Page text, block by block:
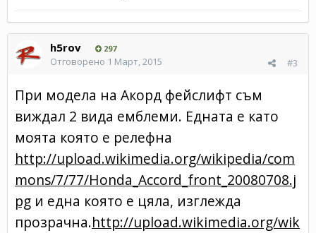
h5rov 297
#3
Отговорено 1 Март, 2015
При модела на Акорд фейслифт съм
виждал 2 вида емблеми. Едната е като
моята която е релефна
http://upload.wikimedia.org/wikipedia/com
mons/7/77/Honda_Accord_front_20080708.j
pg и една която е цяла, изглежда
прозрачна.http://upload.wikimedia.org/wik